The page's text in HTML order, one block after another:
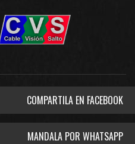
COMPARTILA EN FACEBOOK
MANDALA POR WHATSAPP